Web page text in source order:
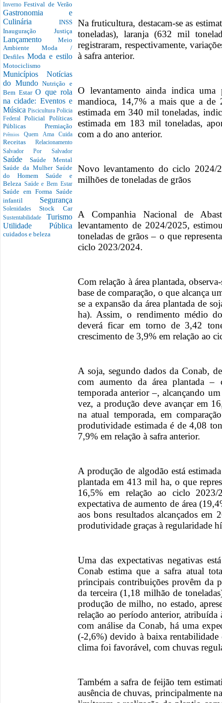
InvernoFestival de Verão
Gastronomia e
Culinária INSS
Inauguração Justiça
Lançamento Meio
AmbienteModa /
Desfiles Moda e estilo
Motociclismo
Municípios Notícias
do MundoNutrição e
Bem EstarO que rola
na cidade: Eventos e
Música Piscicultura Policia
Federal Policial Políticas
Públicas Premiação
PrêmiosQuem Ama Cuida
Receitas Relacionamento
Salvador Por Salvador
Saúde Saúde Mental
Saúde da Mulher Saúde
do Homem Saúde e
Beleza Saúde e Bem Estar
Saúde em Forma Saúde
infantil Segurança
SolenidadesStock Car
Sustentabilidade Turismo
Utilidade Pública
cuidados e beleza
Na fruticultura, destacam-se as
toneladas), laranja (632 mil
registraram, respectivamente,
à safra anterior.
O levantamento ainda indica
mandioca, 14,7% a mais que a de
estimada em 340 mil toneladas,
estimada em 183 mil toneladas,
com a do ano anterior.
Novo levantamento do ciclo 2024/
milhões de toneladas de grãos
A Companhia Nacional de
levantamento de 2024/2025,
toneladas de grãos – o que
ciclo 2023/2024.
Com relação à área plantada,
base de comparação, o que alcança
se a expansão da área plantada de
ha). Assim, o rendimento médio
deverá ficar em torno de 3,42
crescimento de 3,9% em relação ao
A soja, segundo dados da Conab,
com aumento da área plantada –
temporada anterior –, alcançando
vez, a produção deve avançar em
na atual temporada, em
produtividade estimada é de 4,08
7,9% em relação à safra anterior.
A produção de algodão está
plantada em 413 mil ha, o que
16,5% em relação ao ciclo
expectativa de aumento de área
aos bons resultados alcançados em
produtividade graças à regularidade
Uma das expectativas negativas
Conab estima que a safra atual
principais contribuições provêm da
da terceira (1,18 milhão de
produção de milho, no estado,
relação ao período anterior, atribuída
com análise da Conab, há uma
(-2,6%) devido à baixa rentabilidade
clima foi favorável, com chuvas
Também a safra de feijão tem
ausência de chuvas, principalmente